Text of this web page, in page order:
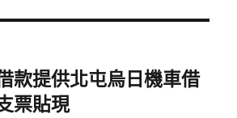
款提供北屯烏日機車借
票貼現